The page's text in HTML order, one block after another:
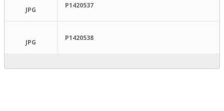
JPG
P1420537
JPG
P1420538